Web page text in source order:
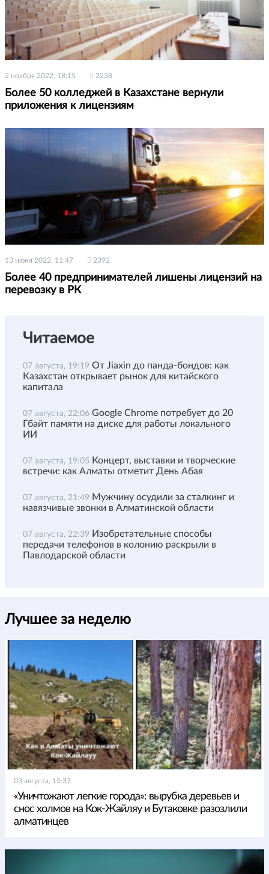
2 ноября 2022, 18:15 2238
Более 50 колледжей в Казахстане вернули
приложения к лицензиям
13 июня 2022, 11:47 2392
Более 40 предпринимателей лишены лицензий на
перевозку в РК
Читаемое
07 августа, 19:19 От Jiaxin до панда-бондов: как
Казахстан открывает рынок для китайского
капитала
07 августа, 22:06 Google Chrome потребует до 20
Гбайт памяти на диске для работы локального
ИИ
07 августа, 19:05 Концерт, выставки и творческие
встречи: как Алматы отметит День Абая
07 августа, 21:49 Мужчину осудили за сталкинг и
навязчивые звонки в Алматинской области
07 августа, 22:39 Изобретательные способы
передачи телефонов в колонию раскрыли в
Павлодарской области
Лучшее за неделю
03 августа, 15:37
«Уничтожают легкие города»: вырубка деревьев и
снос холмов на Кок-Жайляу и Бутаковке разозлили
алматинцев